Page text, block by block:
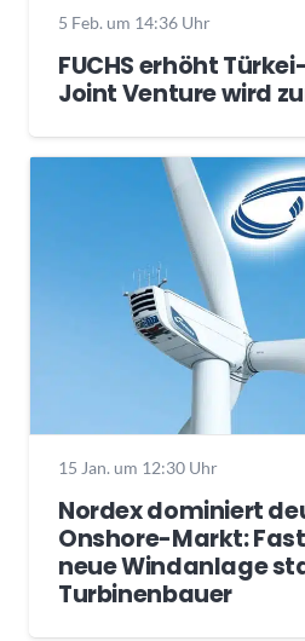
5 Feb. um 14:36 Uhr
FUCHS erhöht
Joint Venture wird
15 Jan. um 12:30 Uhr
Nordex dominiert
Onshore-Markt:
neue Windanlage
Turbinenbauer